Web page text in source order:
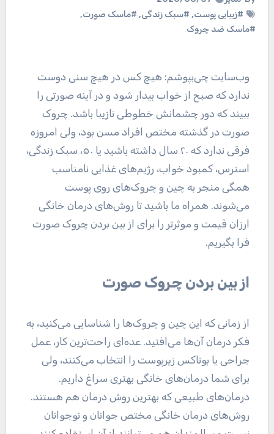
#زیبایی پوست, #سبک زندگی, #ماسک صورت,
#ماسک ضد چروک
وب‌سایت چی‌بپوشم: هیچ کس در هیچ سنی دوست
ندارد که صبح از خواب بیدار شود و در آینه صورتی را
ببیند که دور چشمانش خطوطی نازیبا باشد. چروک
صورت در گذشته مختص افراد مسن بود، ولی امروزه
فرقی ندارد که ۲۰ سال داشته باشید یا ۵۰، سبک زندگی،
استرس، کمبود خواب، رژیم‌های غذایی نامناسب
همگی منجر به چین و چروک‌های روی پوست
می‌شوند. همراه ما باشید تا روش‌های درمان خانگی
ارزان قیمت و موثرتر را برای از بین بردن چروک صورت
فرا بگیریم.
از بین بردن چروک صورت
از زمانی که این چین و چروک‌ها را شناسایی می‌کنید، به
فکر درمان آن‌ها می‌افتید. عده‌ای راحت‌ترین کار، عمل
جراحی یا بوتاکس زیرپوست را انتخاب می‌کنند، ولی
برای شما درمان‌های خانگی بهتری سراغ داریم.
درمان‌های طبیعی که بهترین روش درمان هم هستند.
روش‌های درمان خانگی مختص جوانان و نوجوانان